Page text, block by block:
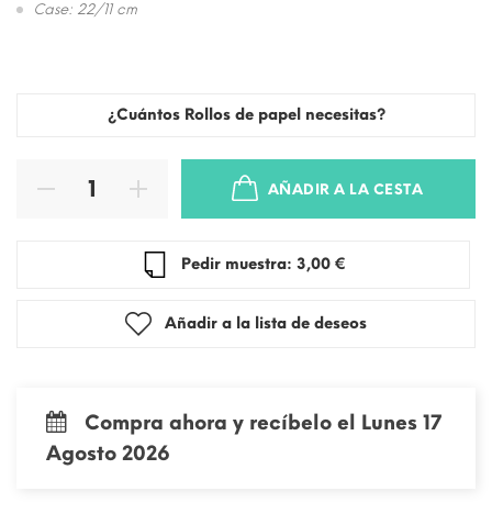
Case: 22/11 cm
¿Cuántos Rollos de papel necesitas?
AÑADIR A LA CESTA
Pedir muestra: 3,00 €
Añadir a la lista de deseos
Compra ahora y recíbelo el Lunes 17
Agosto 2026